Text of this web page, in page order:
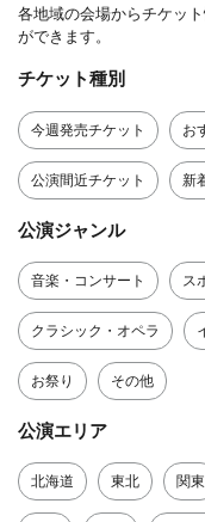
各地域の会場からチケッ
ができます。
チケット種別
今週発売チケット お
公演間近チケット 新
公演ジャンル
音楽・コンサート ス
クラシック・オペラ
お祭り その他
公演エリア
北海道 東北 関東